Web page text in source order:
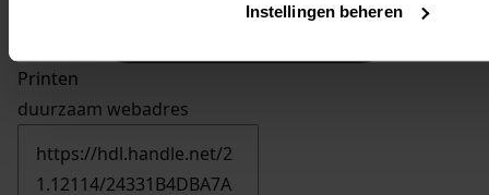
Instellingen beheren
Printen
duurzaam webadres